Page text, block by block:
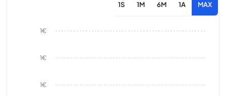
1S 1M 6M 1A MAX
1€
1€
1€